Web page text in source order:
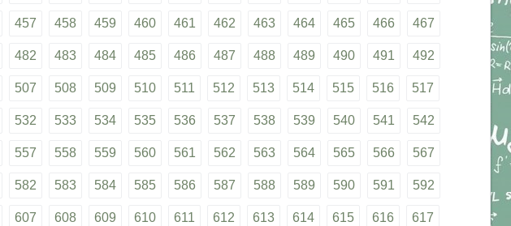
457 458 459 460 461 462 463 464 465 466 467
482 483 484 485 486 487 488 489 490 491 492
507 508 509 510 511 512 513 514 515 516 517
532 533 534 535 536 537 538 539 540 541 542
557 558 559 560 561 562 563 564 565 566 567
582 583 584 585 586 587 588 589 590 591 592
607 608 609 610 611 612 613 614 615 616 617